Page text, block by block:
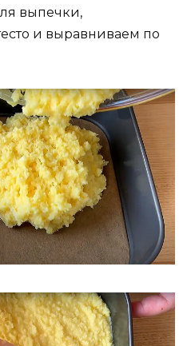
выпечки,
и выравниваем по